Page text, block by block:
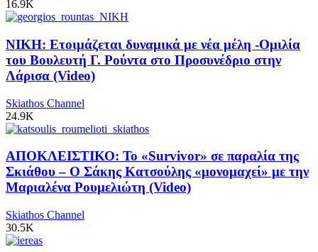
16.9K
ΝΙΚΗ: Ετοιμάζεται δυναμικά με νέα μέλη -Ομιλία
του Βουλευτή Γ. Ρούντα στο Προσυνέδριο στην
Λάρισα (Video)
Skiathos Channel
24.9K
ΑΠΟΚΛΕΙΣΤΙΚΟ: Το «Survivor» σε παραλία της
Σκιάθου – Ο Σάκης Κατσούλης «μονομαχεί» με την
Μαριαλένα Ρουμελιώτη (Video)
Skiathos Channel
30.5K